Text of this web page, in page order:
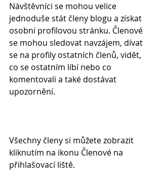
Návštěvníci se mohou velice
jednoduše stát členy blogu a získat
osobní profilovou stránku. Členové
se mohou sledovat navzájem, dívat
se na profily ostatních členů, vidět,
co se ostatním líbí nebo co
komentovali a také dostávat
upozornění.
Všechny členy si můžete zobrazit
kliknutím na ikonu Členové na
přihlašovací liště.